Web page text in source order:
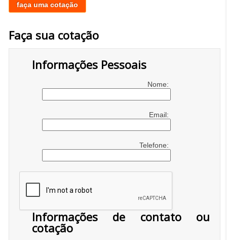
faça uma cotação
Faça sua cotação
Informações Pessoais
Nome:
Email:
Telefone:
Informações de contato ou
cotação